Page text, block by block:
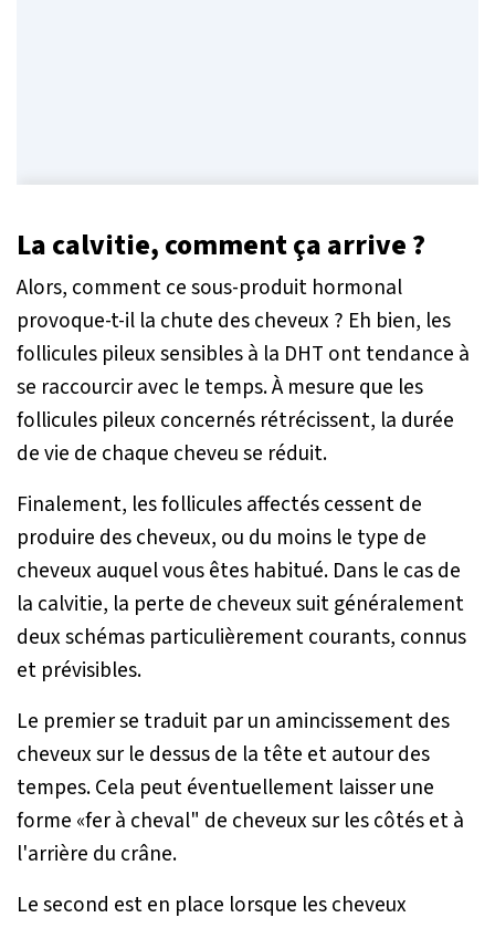
La calvitie, comment ça arrive ?
Alors, comment ce sous-produit hormonal
provoque-t-il la chute des cheveux ? Eh bien, les
follicules pileux sensibles à la DHT ont tendance à
se raccourcir avec le temps. À mesure que les
follicules pileux concernés rétrécissent, la durée
de vie de chaque cheveu se réduit.
Finalement, les follicules affectés cessent de
produire des cheveux, ou du moins le type de
cheveux auquel vous êtes habitué. Dans le cas de
la calvitie, la perte de cheveux suit généralement
deux schémas particulièrement courants, connus
et prévisibles.
Le premier se traduit par un amincissement des
cheveux sur le dessus de la tête et autour des
tempes. Cela peut éventuellement laisser une
forme «fer à cheval" de cheveux sur les côtés et à
l'arrière du crâne.
Le second est en place lorsque les cheveux